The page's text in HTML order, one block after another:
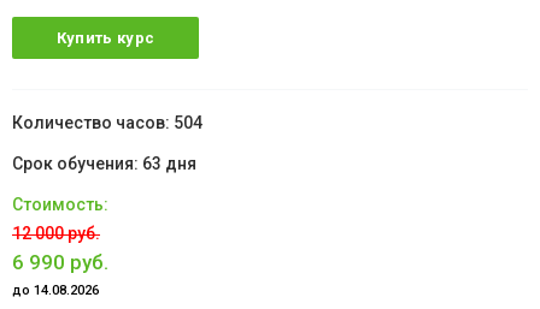
Купить курс
504
63 дня
12 000 руб.
6 990 руб.
до 14.08.2026